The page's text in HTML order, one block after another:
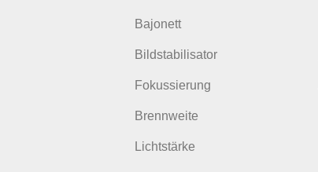
Bajonett
Bildstabilisator
Fokussierung
Brennweite
Lichtstärke